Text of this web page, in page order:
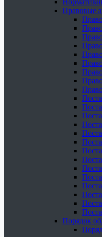
Правовые
Порядок